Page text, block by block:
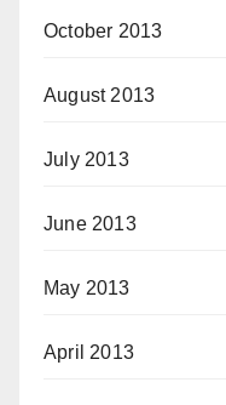
October 2013
August 2013
July 2013
June 2013
May 2013
April 2013